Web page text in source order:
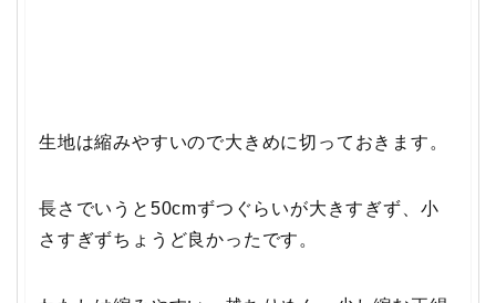
生地は縮みやすいので大きめに切っておきます。
長さでいうと50cmずつぐらいが大きすぎず、小
さすぎずちょうど良かったです。